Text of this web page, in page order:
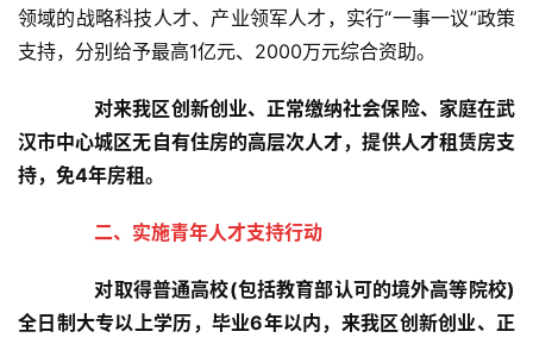
领域的战略科技人才、产业领军人才，实行“一事一议”政策
支持，分别给予最高1亿元、2000万元综合资助。
对来我区创新创业、正常缴纳社会保险、家庭在武
汉市中心城区无自有住房的高层次人才，提供人才租赁房支
持，免4年房租。
二、实施青年人才支持行动
对取得普通高校(包括教育部认可的境外高等院校)
全日制大专以上学历，毕业6年以内，来我区创新创业、正